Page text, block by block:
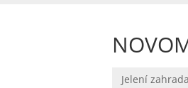
Jelení zahrada